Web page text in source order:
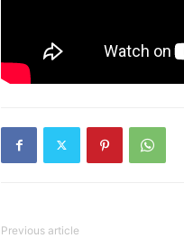
Previous article